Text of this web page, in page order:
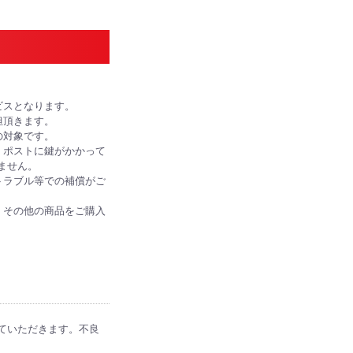
となります。
きます。
象です。
ストに鍵がかかって
ん。
ブル等での補償がご
の他の商品をご購入
いただきます。不良